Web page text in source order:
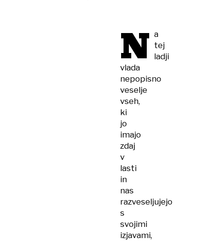
N a
tej
ladji
vlada
nepopisno
veselje
vseh,
ki
jo
imajo
zdaj
v
lasti
in
nas
razveseljujejo
s
svojimi
izjavami,